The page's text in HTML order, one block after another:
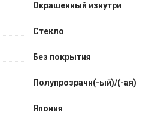
Окрашенный изнутри
Стекло
Без покрытия
Полупрозрачн(-ый)/(-ая)
Япония